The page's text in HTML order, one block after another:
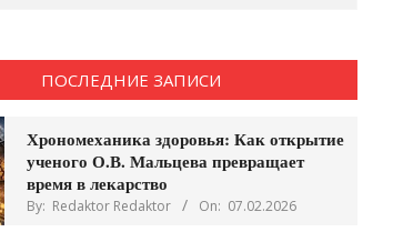
ПОСЛЕДНИЕ ЗАПИСИ
Хрономеханика здоровья: Как открытие
ученого О.В. Мальцева превращает
время в лекарство
By: Redaktor Redaktor On: 07.02.2026